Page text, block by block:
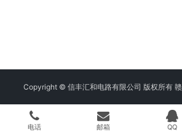
Copyright © 信丰汇和电路有限公司 版权所有
电话 邮箱 QQ